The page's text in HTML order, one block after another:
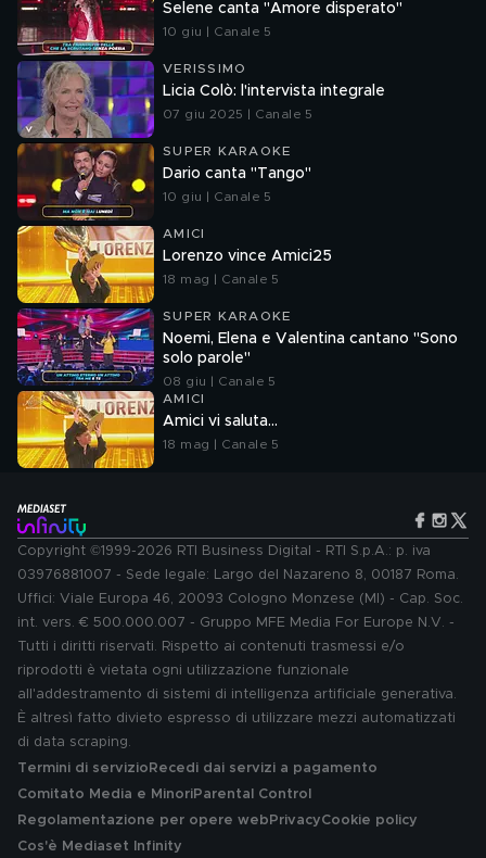
Selene canta "Amore disperato"
10 giu | Canale 5
VERISSIMO
Licia Colò: l'intervista integrale
07 giu 2025 | Canale 5
SUPER KARAOKE
Dario canta "Tango"
10 giu | Canale 5
AMICI
Lorenzo vince Amici25
18 mag | Canale 5
SUPER KARAOKE
Noemi, Elena e Valentina cantano "Sono
solo parole"
08 giu | Canale 5
AMICI
Amici vi saluta...
18 mag | Canale 5
Copyright ©1999-2026 RTI Business Digital - RTI S.p.A.: p. iva
03976881007 - Sede legale: Largo del Nazareno 8, 00187 Roma.
Uffici: Viale Europa 46, 20093 Cologno Monzese (MI) - Cap. Soc.
int. vers. € 500.000.007 - Gruppo MFE Media For Europe N.V. -
Tutti i diritti riservati. Rispetto ai contenuti trasmessi e/o
riprodotti è vietata ogni utilizzazione funzionale
all'addestramento di sistemi di intelligenza artificiale generativa.
È altresì fatto divieto espresso di utilizzare mezzi automatizzati
di data scraping.
Termini di servizio Recedi dai servizi a pagamento
Comitato Media e MinoriParental Control
Regolamentazione per opere web PrivacyCookie policy
Cos'è Mediaset Infinity